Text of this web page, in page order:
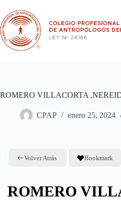
contenido
ROMERO VILLACORTA
CPAP enero 25, 2024
Volver Atrás Bookmark
ROMERO